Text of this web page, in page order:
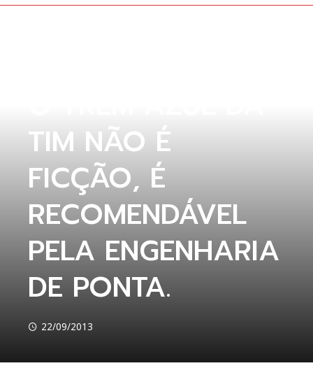
TIM NÃO É
FICÇÃO, É
RECOMENDÁVEL
PELA ENGENHARIA
DE PONTA.
22/09/2013